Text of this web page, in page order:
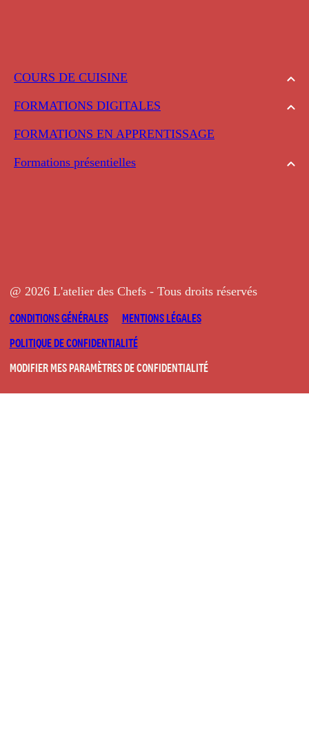
COURS DE CUISINE
FORMATIONS DIGITALES
FORMATIONS EN APPRENTISSAGE
Formations présentielles
@ 2026 L'atelier des Chefs - Tous droits réservés
CONDITIONS GÉNÉRALES
MENTIONS LÉGALES
POLITIQUE DE CONFIDENTIALITÉ
MODIFIER MES PARAMÈTRES DE CONFIDENTIALITÉ